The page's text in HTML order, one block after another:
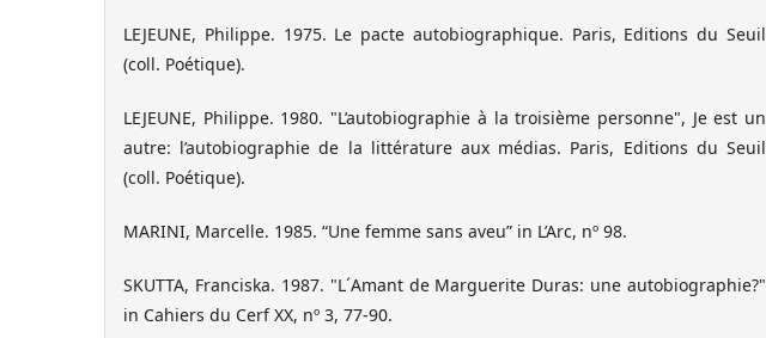
LEJEUNE, Philippe. 1975. Le pacte autobiographique. Paris, Editions du Seuil
(coll. Poétique).
LEJEUNE, Philippe. 1980. "L’autobiographie à la troisième personne", Je est un
autre: l’autobiographie de la littérature aux médias. Paris, Editions du Seuil
(coll. Poétique).
MARINI, Marcelle. 1985. “Une femme sans aveu” in L’Arc, nº 98.
SKUTTA, Franciska. 1987. "L´Amant de Marguerite Duras: une autobiographie?"
in Cahiers du Cerf XX, nº 3, 77-90.